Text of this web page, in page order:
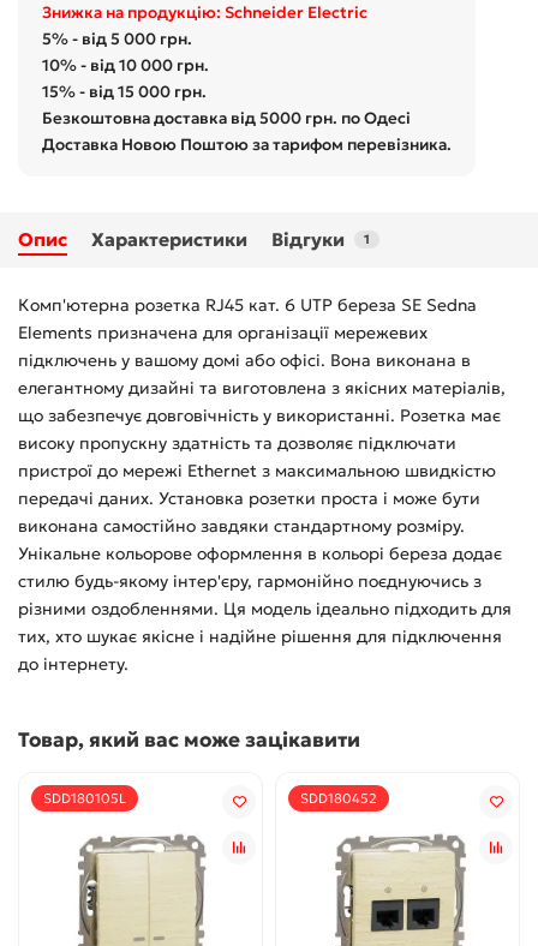
Знижка на продукцію: Schneider Electric
5% - від 5 000 грн.
10% - від 10 000 грн.
15% - від 15 000 грн.
Безкоштовна доставка від 5000 грн. по Одесі
Доставка Новою Поштою за тарифом перевізника.
Опис Характеристики Відгуки 1
Комп'ютерна розетка RJ45 кат. 6 UTP береза SE Sedna
Elements призначена для організації мережевих
підключень у вашому домі або офісі. Вона виконана в
елегантному дизайні та виготовлена з якісних матеріалів,
що забезпечує довговічність у використанні. Розетка має
високу пропускну здатність та дозволяє підключати
пристрої до мережі Ethernet з максимальною швидкістю
передачі даних. Установка розетки проста і може бути
виконана самостійно завдяки стандартному розміру.
Унікальне кольорове оформлення в кольорі береза додає
стилю будь-якому інтер'єру, гармонійно поєднуючись з
різними оздобленнями. Ця модель ідеально підходить для
тих, хто шукає якісне і надійне рішення для підключення
до інтернету.
Товар, який вас може зацікавити
SDD180105L SDD180452